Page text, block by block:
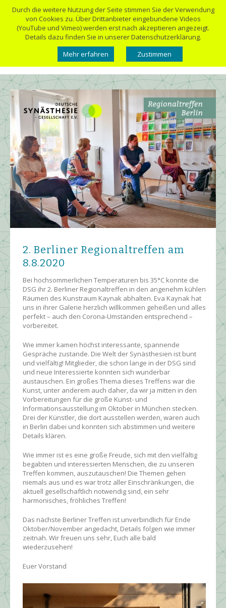
2. Berliner Regionaltreffen am
8.8.2020
Bei hochsommerlichen Temperaturen bis 35°C konnte die
DSG ihr 2. Berliner Regionaltreffen in den angenehm kühlen
Räumen des Kunstraum Kaynak abhalten. Eva Kaynak hat
uns in ihrer Galerie herzlich willkommen geheißen und alles
perfekt – auch den Corona-Umständen entsprechend –
vorbereitet.
Wie immer kamen höchst interessante, spannende
Gespräche zustande. Die Welt der Synästhesien ist bunt
und vielfältig! Mitglieder, die schon lange in der DSG sind
und neue Interessierte konnten sich wunderbar
austauschen. Ein großes Thema dieses Treffens war die
Kunst, unter anderem auch daher, da wir ja mitten in den
Vorbereitungen für die große Kunst- und
Informationsausstellung im Oktober in München stecken.
Drei der Künstler, die dort ausstellen werden, waren auch
in Berlin dabei und konnten sich abstimmen und weitere
Details klären.
Wie immer ist es eine große Freude, sich mit den vielfältig
begabten und interessierten Menschen, die zu unseren
Treffen kommen, auszutauschen! Die Themen gehen
niemals aus und es war trotz aller Einschränkungen, die
aktuell gesellschaftlich notwendig sind, ein sehr
harmonisches, fröhliches Treffen!
Das nächste Berliner Treffen ist unverbindlich für Ende
Oktober/November angedacht, Details folgen wie immer
zeitnah. Wir freuen uns sehr, Euch alle bald
wiederzusehen!
Euer Vorstand
Durch die weitere Nutzung der Seite stimmen Sie der Verwendung
von Cookies zu. Über Drittanbieter eingebundene Videos
(YouTube und Vimeo) werden erst nach akzeptieren angezeigt.
Details dazu finden Sie in unserer Datenschutzerklärung.
Mehr erfahren
Zustimmen